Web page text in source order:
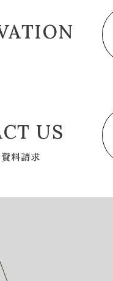
US
料請求